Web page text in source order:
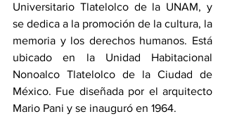
Universitario Tlatelolco de la UNAM, y
se dedica a la promoción de la cultura, la
memoria y los derechos humanos. Está
ubicado en la Unidad Habitacional
Nonoalco Tlatelolco de la Ciudad de
México. Fue diseñada por el arquitecto
Mario Pani y se inauguró en 1964.